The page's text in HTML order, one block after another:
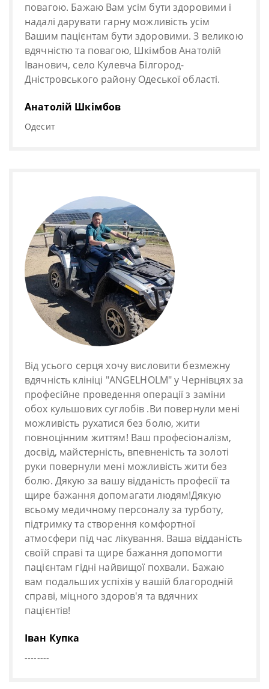
повагою. Бажаю Вам усім бути здоровими і
надалі дарувати гарну можливість усім
Вашим пацієнтам бути здоровими. З великою
вдячністю та повагою, Шкімбов Анатолій
Іванович, село Кулевча Білгород-
Дністровського району Одеської області.
Анатолій Шкімбов
Одесит
Від усього серця хочу висловити безмежну
вдячність клініці "ANGELHOLM" у Чернівцях за
професійне проведення операції з заміни
обох кульшових суглобів .Ви повернули мені
можливість рухатися без болю, жити
повноцінним життям! Ваш професіоналізм,
досвід, майстерність, впевненість та золоті
руки повернули мені можливість жити без
болю. Дякую за вашу відданість професії та
щире бажання допомагати людям!Дякую
всьому медичному персоналу за турботу,
підтримку та створення комфортної
атмосфери під час лікування. Ваша відданість
своїй справі та щире бажання допомогти
пацієнтам гідні найвищої похвали. Бажаю
вам подальших успіхів у вашій благородній
справі, міцного здоров'я та вдячних
пацієнтів!
Іван Купка
--------